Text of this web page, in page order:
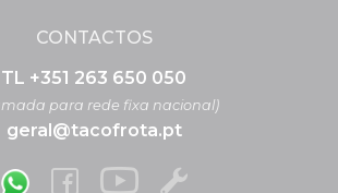
CONTACTOS
TL +351 263 650 050
para rede fixa nacional)
geral@tacofrota.pt